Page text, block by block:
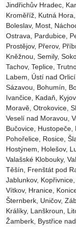
Jindřichův Hradec‎,
Kroměříž‎, Kutná
Boleslav‎, Most‎,
Ostrava‎, Pardubice‎,
Prostějov‎, Přerov‎,
Kněžnou, Semily‎,
Tachov, Teplice,
Labem‎, Ústí nad
Sázavou, Bohumín,
Ivančice‎, Kadaň,
Moravě‎, Otrokovice‎‎,
Veselí nad Moravou‎,
Bučovice, Hustopeče,
Pohořelice, Rosice,
Hostýnem, Holešov,
Valašské Klobouky,
Těšín, Frenštát pod
Jablunkov,
Vítkov, Hranice,
Šternberk, Uničov,
Králíky, Lanškroun,
Žamberk, Bystřice